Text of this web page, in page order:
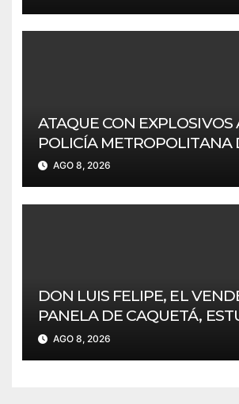
ATAQUE CON EXPLOSIVOS
POLICÍA METROPOLITANA
SIN AFECTACIONES.
AGO 8, 2026
DON LUIS FELIPE, EL
PANELA DE CAQUETÁ,
CEREMONIA DE POSESIÓN
AGO 8, 2026